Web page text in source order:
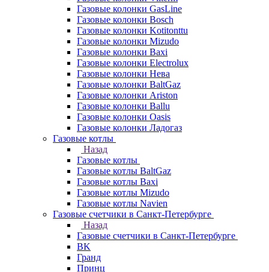
Газовые колонки GasLine
Газовые колонки Bosch
Газовые колонки Kotitonttu
Газовые колонки Mizudo
Газовые колонки Baxi
Газовые колонки Electrolux
Газовые колонки Нева
Газовые колонки BaltGaz
Газовые колонки Ariston
Газовые колонки Ballu
Газовые колонки Oasis
Газовые колонки Ладогаз
Газовые котлы
Назад
Газовые котлы
Газовые котлы BaltGaz
Газовые котлы Baxi
Газовые котлы Mizudo
Газовые котлы Navien
Газовые счетчики в Санкт-Петербурге
Назад
Газовые счетчики в Санкт-Петербурге
BK
Гранд
Принц